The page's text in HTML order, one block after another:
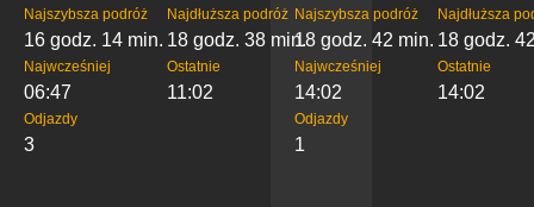
Najszybsza podróż
16 godz. 14 min.
Najdłuższa podróż
18 godz. 38 min.
Najwcześniej
06:47
Ostatnie
11:02
Odjazdy
3
Najszybsza podróż
18 godz. 42 min.
Najdłuższa
18 godz.
Najwcześniej
14:02
Ostatnie
14:02
Odjazdy
1